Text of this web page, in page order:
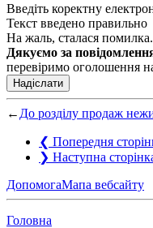
Введіть коректну
Текст введено правильно
На жаль, сталася
Дякуємо за
перевіримо оголошення
Надіслати
← До розділу продаж
❮ Попередня
❯ Наступна
ДопомогаМапа вебсайту
Головна